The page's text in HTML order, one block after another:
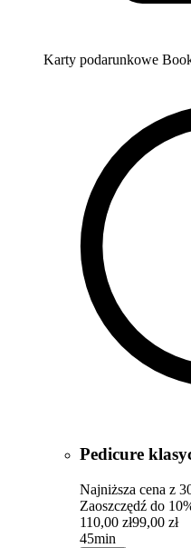
Karty podarunkowe
Pedicure
Najniższa cena z
Zaoszczędź do
110,00 zł99,00 zł
45min